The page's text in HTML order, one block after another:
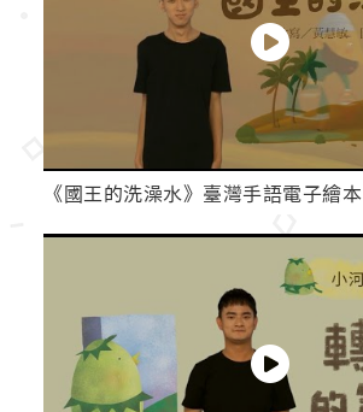
《國王的洗澡水》臺灣手語電子繪本